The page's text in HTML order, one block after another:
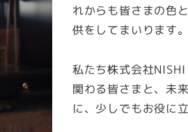
れからも皆さまの色
供をしてまいります。
私たち株式会社
関わる皆さまと、未
に、少しでもお役に